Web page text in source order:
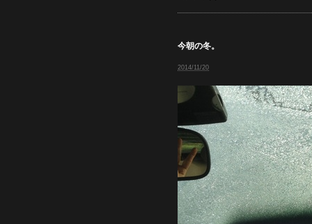
今朝の冬。
2014/11/20